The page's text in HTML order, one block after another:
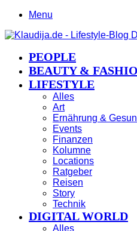
Menu
PEOPLE
BEAUTY &
LIFESTYLE
Alles
Art
Ernährung &
Events
Finanzen
Kolumne
Locations
Ratgeber
Reisen
Story
Technik
DIGITAL WORLD
Alles